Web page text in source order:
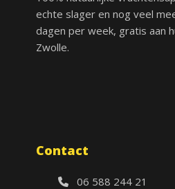
echte slager en nog veel
dagen per week, gratis aan
Zwolle.
Contact
06 588 244 21